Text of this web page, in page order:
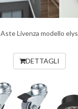
Aste Livenza modello elys
DETTAGLI